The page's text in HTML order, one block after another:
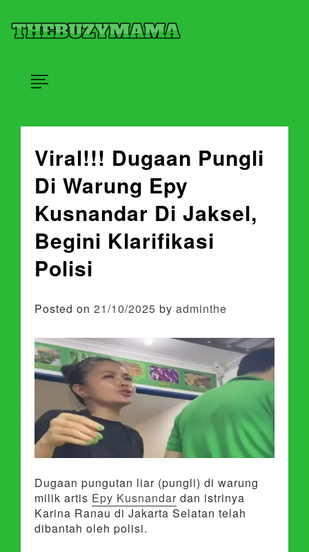
content
Viral!!! Dugaan Pungli
Di Warung Epy
Kusnandar Di Jaksel,
Begini Klarifikasi
Polisi
Posted on 21/10/2025 by adminthe
Dugaan pungutan liar (pungli) di warung
milik artis Epy Kusnandar dan istrinya
Karina Ranau di Jakarta Selatan telah
dibantah oleh polisi.